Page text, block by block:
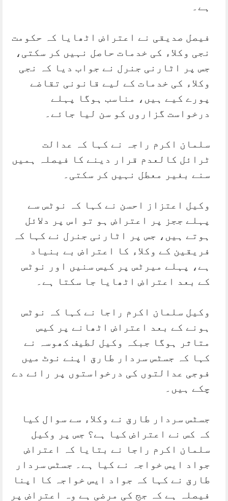
ہے۔
فیصل صدیقی نے اعتراض اٹھایا کہ حکومت
نجی وکلاء کی خدمات حاصل نہیں کر سکتی،
جس پر اٹارنی جنرل نے جواب دیا کہ نجی
وکلاء کی خدمات کے لیے قانونی تقاضے
پورے کیے ہیں، مناسب ہوگا پہلے
درخواست گزاروں کو سن لیا جائے۔
سلمان اکرم راجہ نے کہا کہ عدالت
ٹرائل کالعدم قرار دینے کا فیصلہ ہمیں
سنے بغیر معطل نہیں کر سکتی۔
وکیل اعتزاز احسن نے کہا کہ نوٹس سے
پہلے ججز پر اعتراض ہو تو اس پر دلائل
ہوتے ہیں، جس پر اٹارنی جنرل نے کہا کہ
فریقین کے وکلاء کا اعتراض بے بنیاد
ہے، پہلے میرٹس پر کیس سنیں اور نوٹس
کے بعد اعتراض اٹھایا جا سکتا ہے۔
وکیل سلمان اکرم راجا نے کہا کہ نوٹس
ہونے کے بعد اعتراض اٹھانے پر کیس
متاثر ہوگا جبکہ وکیل لطیف کھوسہ نے
کہا کہ جسٹس سردار طارق اپنے نوٹ میں
فوجی عدالتوں کی درخواستوں پر رائے دے
چکے ہیں۔
جسٹس سردار طارق نے وکلاء سے سوال کیا
کہ کس نے اعتراض کیا ہے؟ جس پر وکیل
سلمان اکرم راجا نے بتایا کہ اعتراض
جواد ایس خواجہ نے کیا ہے۔ جسٹس سردار
طارق نے کہا کہ جواد ایس خواجہ کا اپنا
فیصلہ ہے کہ جج کی مرضی ہے وہ اعتراض پر